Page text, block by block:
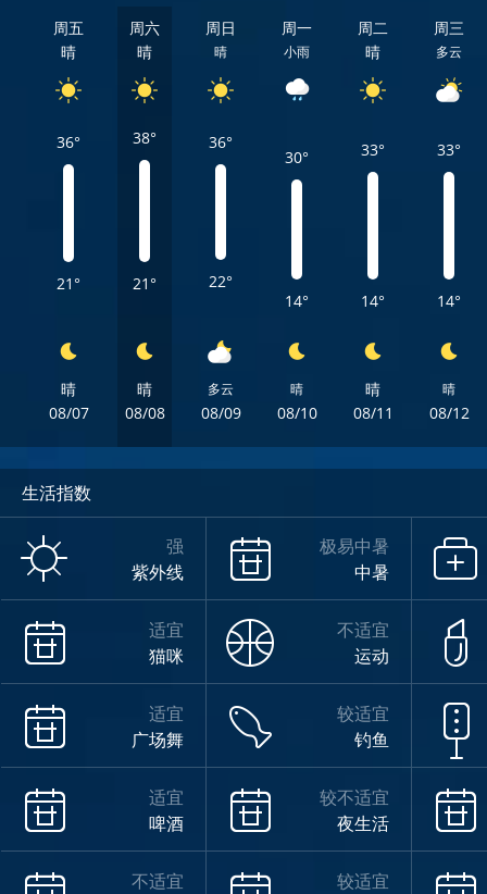
周五
晴
36°
21°
晴
08/07
周六
晴
38°
21°
晴
08/08
周日
晴
36°
22°
多云
08/09
周一
小雨
30°
14°
晴
08/10
周二
晴
33°
14°
晴
08/11
周三
多云
33°
14°
晴
08/12
生活指数
强
紫外线
极易中暑
中暑
适宜
猫咪
不适宜
运动
适宜
广场舞
较适宜
钓鱼
适宜
啤酒
较不适宜
夜生活
不适宜
较适宜